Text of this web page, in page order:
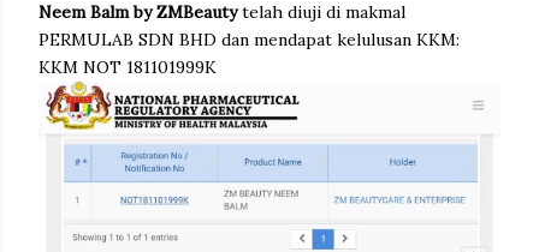
Neem Balm by ZMBeautytelah diuji di makmal
PERMULAB SDN BHD dan mendapat kelulusan KKM:
KKM NOT 181101999K